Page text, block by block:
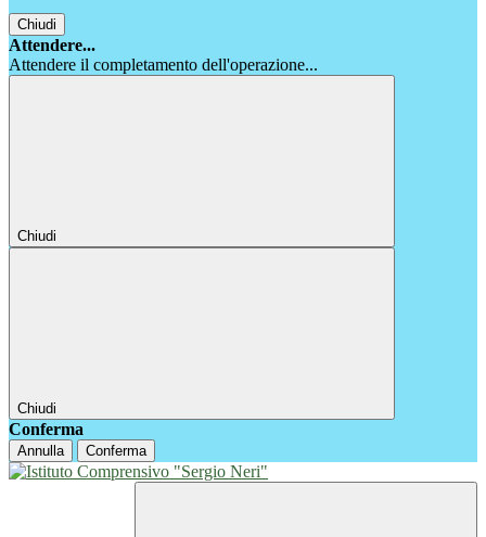
Chiudi
Attendere...
Attendere il completamento dell'operazione...
Chiudi
Chiudi
Conferma
Annulla Conferma